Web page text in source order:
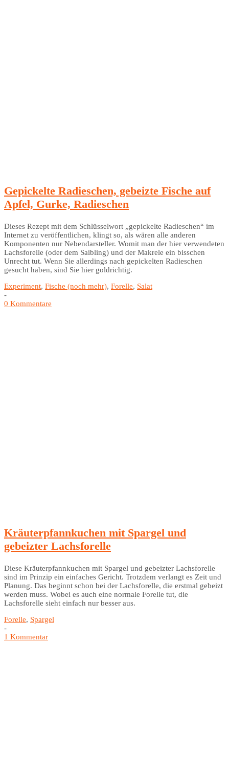
Gepickelte Radieschen, gebeizte Fische auf
Apfel, Gurke, Radieschen
Dieses Rezept mit dem Schlüsselwort „gepickelte Radieschen“ im
Internet zu veröffentlichen, klingt so, als wären alle anderen
Komponenten nur Nebendarsteller. Womit man der hier verwendeten
Lachsforelle (oder dem Saibling) und der Makrele ein bisschen
Unrecht tut. Wenn Sie allerdings nach gepickelten Radieschen
gesucht haben, sind Sie hier goldrichtig.
Experiment, Fische (noch mehr), Forelle, Salat
-
0 Kommentare
Kräuterpfannkuchen mit Spargel und
gebeizter Lachsforelle
Diese Kräuterpfannkuchen mit Spargel und gebeizter Lachsforelle
sind im Prinzip ein einfaches Gericht. Trotzdem verlangt es Zeit und
Planung. Das beginnt schon bei der Lachsforelle, die erstmal gebeizt
werden muss. Wobei es auch eine normale Forelle tut, die
Lachsforelle sieht einfach nur besser aus.
Forelle, Spargel
-
1 Kommentar